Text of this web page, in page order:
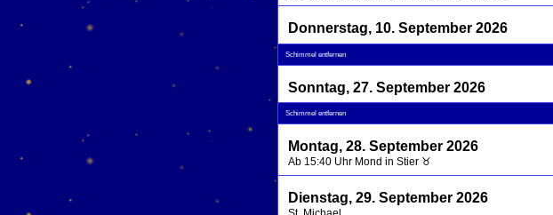
Donnerstag, 10. September 2026
Schimmel entfernen
Sonntag, 27. September 2026
Schimmel entfernen
Montag, 28. September 2026
Ab 15:40 Uhr Mond in Stier ♉
Dienstag, 29. September 2026